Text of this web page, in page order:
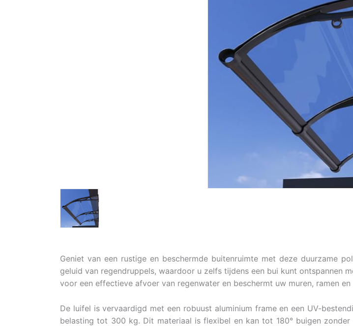
Geniet van een rustige en beschermde buitenruimte met deze duurzame
geluid van regendruppels, waardoor u zelfs tijdens een bui kunt ontspannen
voor een effectieve afvoer van regenwater en beschermt uw muren, ramen
De luifel is vervaardigd met een robuust aluminium frame en een UV-
belasting tot 300 kg. Dit materiaal is flexibel en kan tot 180° buigen